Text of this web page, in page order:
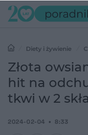
Diety i żywienie
hit na odchudzanie. Sekret
Złota
hit na
tkwi w 2
2024-02-04 8:33